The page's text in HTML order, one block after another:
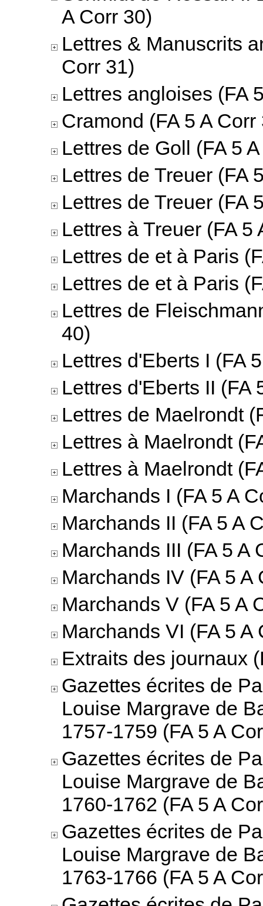
A Corr 30)
Lettres & Manuscrits
Corr 31)
Lettres angloises (FA
Cramond (FA 5 A Corr
Lettres de Goll (FA 5
Lettres de Treuer (FA
Lettres de Treuer (FA
Lettres à Treuer (FA 5
Lettres de et à Paris
Lettres de et à Paris
Lettres de
40)
Lettres d'Eberts I (FA
Lettres d'Eberts II (FA
Lettres de Maelrondt
Lettres à Maelrondt
Lettres à Maelrondt
Marchands I (FA 5 A
Marchands II (FA 5 A
Marchands III (FA 5 A
Marchands IV (FA 5 A
Marchands V (FA 5 A
Marchands VI (FA 5 A
Extraits des journaux
Gazettes écrites de
Louise Margrave de
1757-1759 (FA 5 A
Gazettes écrites de
Louise Margrave de
1760-1762 (FA 5 A
Gazettes écrites de
Louise Margrave de
1763-1766 (FA 5 A